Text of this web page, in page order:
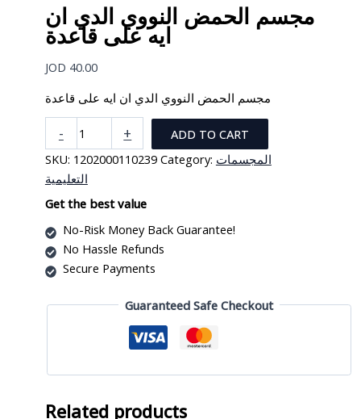
مجسم الحمض النووي الدي ان
ايه على قاعدة
JOD 40.00
مجسم الحمض النووي الدي ان ايه على قاعدة
-
الحمض
النووي
الدي
ان
ايه
على
قاعدة
quantity
+
ADD TO CART
SKU: 1202000110239 Category: المجسمات
التعليمية
Get the best value
No-Risk Money Back Guarantee!
No Hassle Refunds
Secure Payments
Guaranteed Safe Checkout
Related products